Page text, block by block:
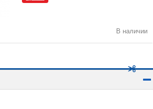
В наличии